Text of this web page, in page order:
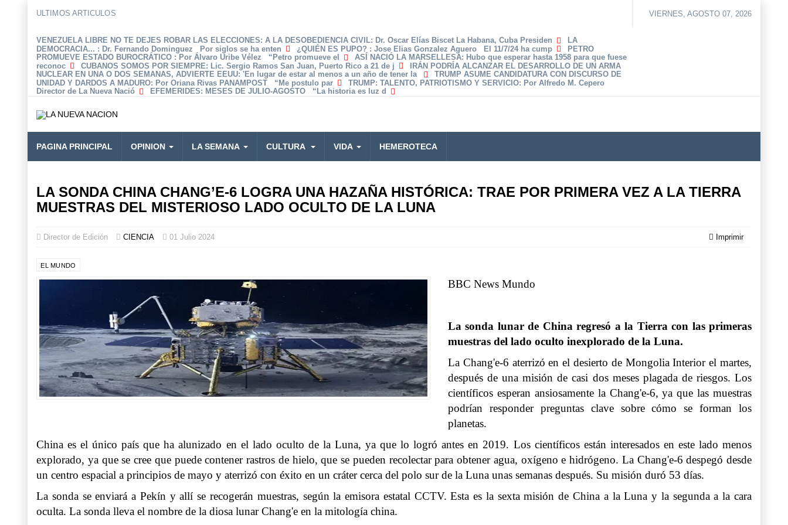
ULTIMOS ARTICULOS
VENEZUELA LIBRE NO TE DEJES ROBAR LAS ELECCIONES: A LA DESOBEDIENCIA CIVIL: Dr. Oscar Elías Biscet La Habana, Cuba Presiden
LA
DEMOCRACIA... : Dr. Fernando Dominguez Por siglos se ha enten ¿QUIÉN ES PUPO? : Jose Elias Gonzalez Aguero El 11/7/24 ha cump
PETRO
PROMUEVE ESTADO BUROCRÁTICO : Por Álvaro Uribe Vélez “Petro promueve el ASÍ NACIÓ LA MARSELLESA: Hubo que esperar hasta 1958 para que fuese
reconoc
CUBANOS SOMOS POR SIEMPRE: Lic. Sergio Ramos San Juan, Puerto Rico a 21 de j
IRÁN PODRÍA ALCANZAR EL DESARROLLO DE UN ARMA
NUCLEAR EN UNA O DOS SEMANAS, ADVIERTE EEUU: 'En lugar de estar al menos a un año de tener la
TRUMP ASUME CANDIDATURA CON DISCURSO DE
UNIDAD Y DARDOS A MADURO: Por Oriana Rivas PANAMPOST “Me postulo par TRUMP: TALENTO, PATRIOTISMO Y SERVICIO: Por Alfredo M. Cepero
Director de La Nueva Nació
EFEMERIDES: MESES DE JULIO-AGOSTO “La historia es luz d
VIERNES, AGOSTO 07, 2026
PAGINA PRINCIPAL OPINION LA SEMANA CULTURA VIDA HEMEROTECA
LA SONDA CHINA CHANG’E-6 LOGRA UNA HAZAÑA HISTÓRICA: TRAE POR PRIMERA VEZ A LA TIERRA
MUESTRAS DEL MISTERIOSO LADO OCULTO DE LA LUNA
Imprimir
Director de Edición CIENCIA 01 Julio 2024
EL MUNDO
BBC News Mundo
La sonda lunar de China regresó a la Tierra con las primeras
muestras del lado oculto inexplorado de la Luna.
La Chang'e-6 aterrizó en el desierto de Mongolia Interior el martes,
después de una misión de casi dos meses plagada de riesgos. Los
científicos esperan ansiosamente la Chang'e-6, ya que las muestras
podrían responder preguntas clave sobre cómo se forman los
planetas.
China es el único país que ha alunizado en el lado oculto de la Luna, ya que lo logró antes en 2019. Los científicos están interesados en este lado menos
explorado, ya que se cree que puede contener rastros de hielo, que se pueden recolectar para obtener agua, oxígeno e hidrógeno. La Chang'e-6 despegó desde
un centro espacial a principios de mayo y aterrizó con éxito en un cráter cerca del polo sur de la Luna unas semanas después. Su misión duró 53 días.
La sonda se enviará a Pekín y allí se recogerán muestras, según la emisora estatal CCTV. Esta es la sexta misión de China a la Luna y la segunda a la cara
oculta. La sonda lleva el nombre de la diosa lunar Chang'e en la mitología china.